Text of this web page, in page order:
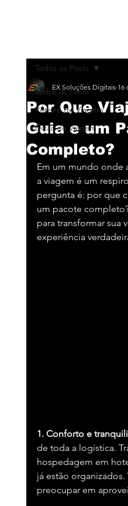
Todos os Posts
Roteiro de Viagem
Dicas de Viagem
Todos os Posts
Por Que
Guia e um
Completo?
EX Soluções Digitais 16
Em um mundo onde
a viagem é um
pergunta é: por que
um pacote
para transformar sua
experiência
1. Conforto e
de toda a logística.
hospedagem em
já estão organizados.
preocupar em